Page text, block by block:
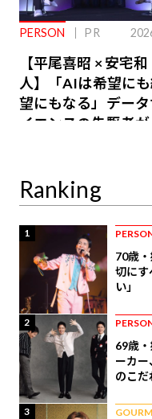
PERSON PR
【平尾喜昭 × 安宅和
人】「AIは希望に
望にもなる」データ
イエンスの先駆者が
Ranking
1
70歳
切にす
い」
2
69歳
ーカ
のこだ
3